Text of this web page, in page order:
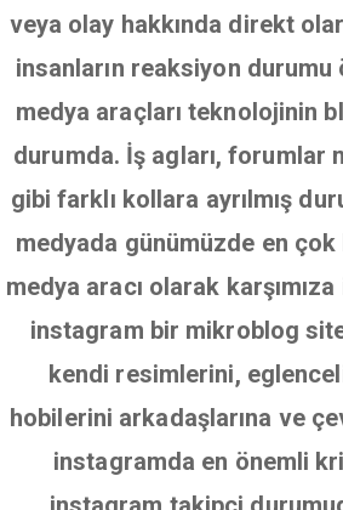
veya olay hakkında direkt
insanların reaksiyon
medya araçları teknolojinin
durumda. İş agları, forumlar
gibi farklı kollara ayrılmış
medyada günümüzde en çok
medya aracı olarak
instagram bir mikroblog
kendi resimlerini, eglenceli
hobilerini arkadaşlarına ve
instagramda en önemli